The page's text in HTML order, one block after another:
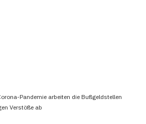
Pandemie arbeiten die Bußgeldstellen
Verstöße ab